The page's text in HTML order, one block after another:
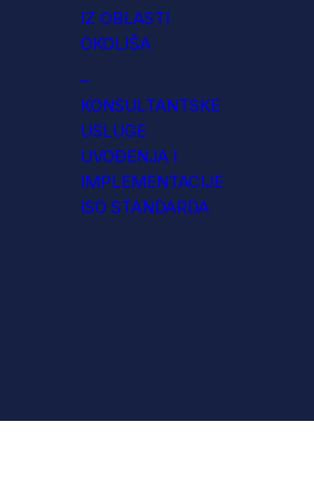
IZ OBLASTI
OKOLIŠA
–
KONSULTANTSKE
USLUGE
UVOĐENJA I
IMPLEMENTACIJE
ISO STANDARDA